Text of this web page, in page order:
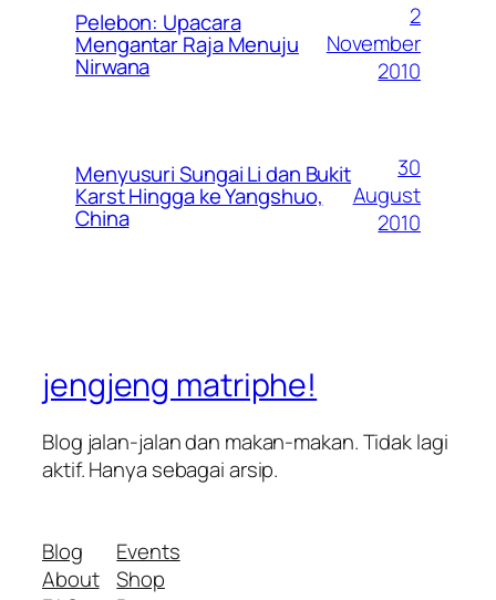
Pelebon: Upacara
Mengantar Raja Menuju
Nirwana
2
November
2010
Menyusuri Sungai Li dan Bukit
Karst Hingga ke Yangshuo,
China
30
August
2010
jengjeng matriphe!
Blog jalan-jalan dan makan-makan. Tidak lagi
aktif. Hanya sebagai arsip.
Blog
About
Events
Shop